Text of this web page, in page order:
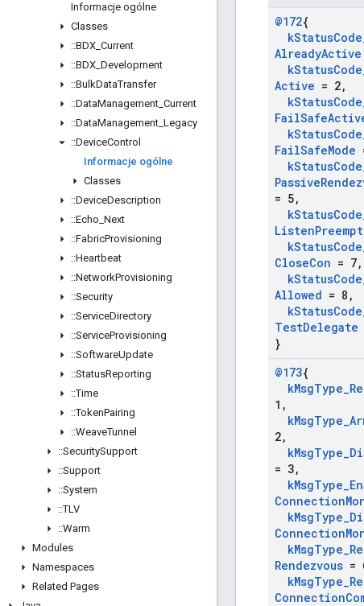
Informacje ogólne
Classes
::BDX Current
::BDX Development
::BulkDataTransfer
::DataManagement Current
::DataManagement Legacy
::DeviceControl
Informacje ogólne
Classes
::DeviceDescription
::Echo Next
::FabricProvisioning
::Heartbeat
::NetworkProvisioning
::Security
::ServiceDirectory
::ServiceProvisioning
::SoftwareUpdate
::StatusReporting
::Time
::TokenPairing
::WeaveTunnel
::SecuritySupport
::Support
::System
::TLV
::Warm
Modules
Namespaces
Related Pages
@172{
kStatusCode
AlreadyActive
kStatusCode
Active = 2,
kStatusCode
FailSafe
kStatusCode
FailSafeMode
kStatusCode
Passive
= 5,
kStatusCode
Listen
kStatusCode
CloseCon = 7,
kStatusCode
Allowed = 8 ,
kStatusCode
TestDelegate
}
@173{
kMsgType_
1 ,
kMsgType_
2,
kMsgType_
= 3,
kMsgType_
Connection
kMsgType_
Connection
kMsgType_
Rendezvous =
kMsgType_
Connection